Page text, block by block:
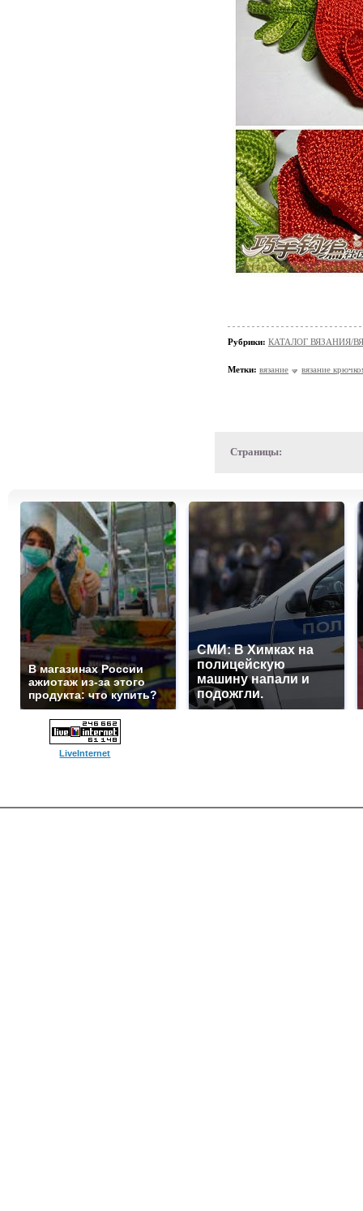
Рубрики: КАТАЛОГ ВЯЗАНИЯ/
Метки: вязание вязание
Страницы:
В магазинах России
ажиотаж из-за этого
продукта: что купить?
СМИ: В Химках на
полицейскую
машину напали и
подожгли.
LiveInternet